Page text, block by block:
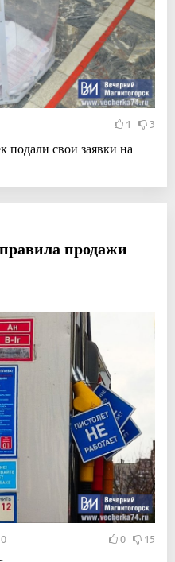
1 3
подали свои заявки на
продажи
0 15